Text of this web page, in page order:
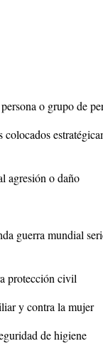
o grupo de
agresión o daño
guerra mundial
protección civil
y contra la mujer
de higiene